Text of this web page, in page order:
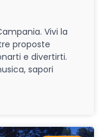
Vivi la
proposte
e divertirti.
sapori